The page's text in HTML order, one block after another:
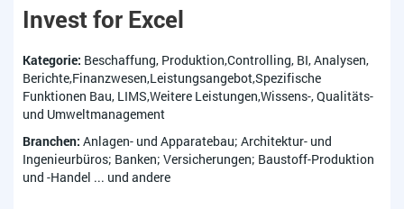
Invest for Excel
Kategorie: Beschaffung, Produktion,Controlling, BI, Analysen,
Berichte,Finanzwesen,Leistungsangebot,Spezifische
Funktionen Bau, LIMS,Weitere Leistungen,Wissens-, Qualitäts-
und Umweltmanagement
Branchen: Anlagen- und Apparatebau; Architektur- und
Ingenieurbüros; Banken; Versicherungen; Baustoff-Produktion
und -Handel ... und andere